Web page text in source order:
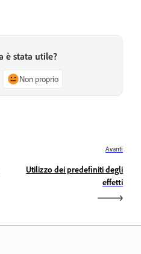
è stata utile?
Non proprio
Avanti
Utilizzo dei predefiniti degli
effetti